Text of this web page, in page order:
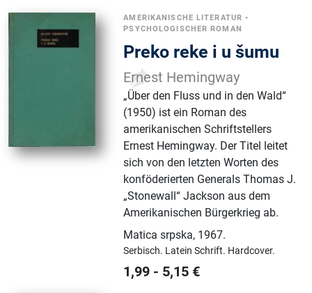
AMERIKANISCHE LITERATUR •
PSYCHOLOGISCHER ROMAN
Preko reke i u šumu
Ernest Hemingway
„Über den Fluss und in den Wald“
(1950) ist ein Roman des
amerikanischen Schriftstellers
Ernest Hemingway. Der Titel leitet
sich von den letzten Worten des
konföderierten Generals Thomas J.
„Stonewall“ Jackson aus dem
Amerikanischen Bürgerkrieg ab.
Matica srpska, 1967.
Serbisch. Latein Schrift. Hardcover.
1,99 - 5,15 €